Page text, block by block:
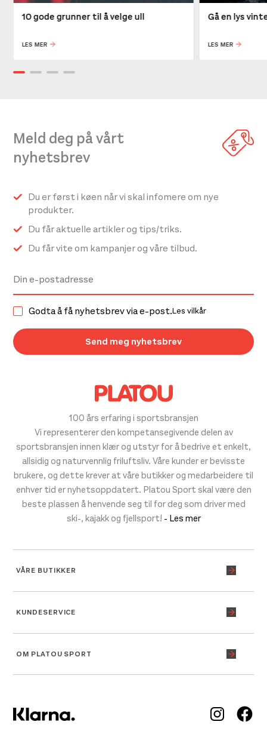
10 gode grunner til å velge ull
LES MER
Gå en lys
LES MER
100 års erfaring i sportsbransjen
Vi representerer den kompetansegivende delen av
sportsbransjen innen klær og utstyr for å bedrive et enkelt,
allsidig og naturvennlig friluftsliv. Våre kunder er bevisste
brukere, og dette krever at våre butikker og medarbeidere til
enhver tid er nyhetsoppdatert. Platou Sport skal være den
beste plassen å henvende seg til for deg som driver med
ski-, kajakk og fjellsport! - Les mer
VÅRE BUTIKKER
KUNDESERVICE
OM PLATOU SPORT
Meld deg på vårt
nyhetsbrev
Du er først i køen når vi skal infomere om nye
produkter.
Du får aktuelle artikler og tips/triks.
Du får vite om kampanjer og våre tilbud.
Godta å få nyhetsbrev via e-post.Les vilkår